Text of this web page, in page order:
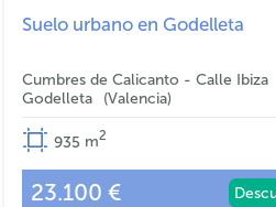
Suelo urbano en Godelleta
Cumbres de Calicanto - Calle Ibiza
Godelleta
Valencia
935 m2
23.100 €